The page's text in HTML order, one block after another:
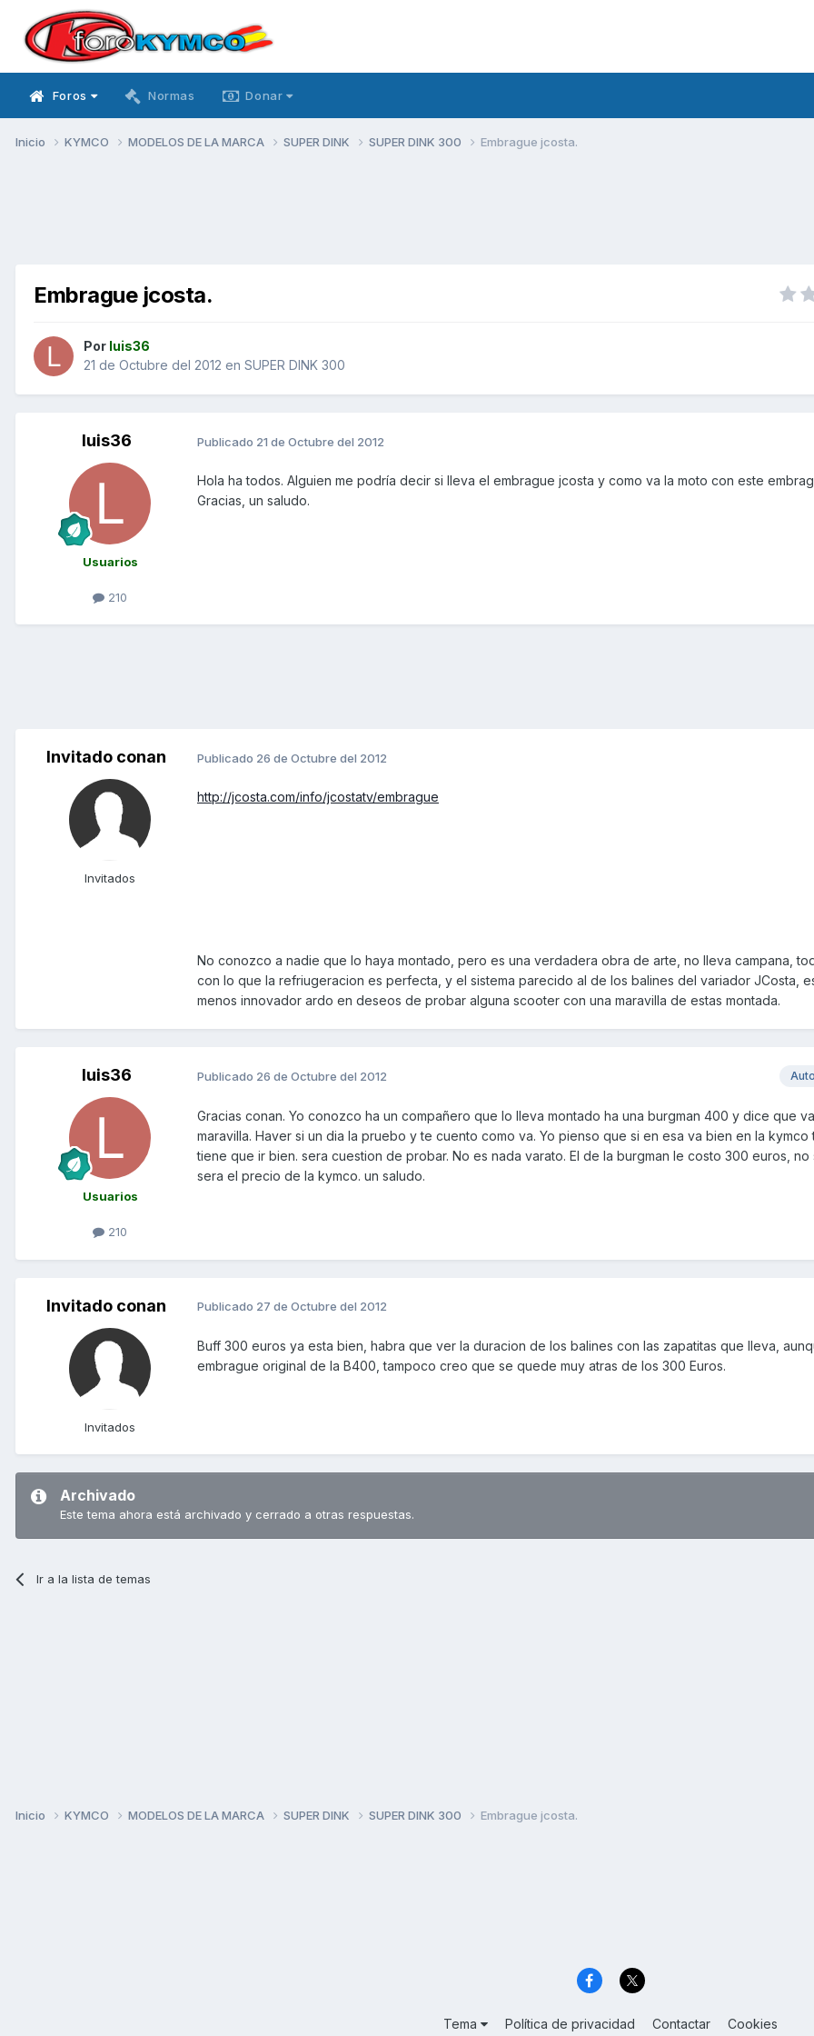
Foros Normas Donar
Inicio KYMCO MODELOS DE LA MARCA SUPER DINK SUPER DINK 300 Embrague jcosta.
Embrague jcosta.
Por luis36
21 de Octubre del 2012 en SUPER DINK 300
luis36
Usuarios
210
Publicado 21 de Octubre del 2012
Hola ha todos. Alguien me podría decir si lleva el embrague jcosta y como va la moto con este
Gracias, un saludo.
Invitado conan
Invitados
Publicado 26 de Octubre del 2012
http://jcosta.com/info/jcostatv/embrague
No conozco a nadie que lo haya montado, pero es una verdadera obra de arte, no lleva campana,
con lo que la refriugeracion es perfecta, y el sistema parecido al de los balines del variador JCosta,
menos innovador ardo en deseos de probar alguna scooter con una maravilla de estas montada.
luis36
Usuarios
210
Publicado 26 de Octubre del 2012
Gracias conan. Yo conozco ha un compañero que lo lleva montado ha una burgman 400 y dice que
maravilla. Haver si un dia la pruebo y te cuento como va. Yo pienso que si en esa va bien en la kymco
tiene que ir bien. sera cuestion de probar. No es nada varato. El de la burgman le costo 300 euros, no
sera el precio de la kymco. un saludo.
Invitado conan
Invitados
Publicado 27 de Octubre del 2012
Buff 300 euros ya esta bien, habra que ver la duracion de los balines con las zapatitas que lleva,
embrague original de la B400, tampoco creo que se quede muy atras de los 300 Euros.
Archivado
Este tema ahora está archivado y cerrado a otras respuestas.
Ir a la lista de temas
Inicio KYMCO MODELOS DE LA MARCA SUPER DINK SUPER DINK 300 Embrague jcosta.
Tema Política de privacidad Contactar Cookies